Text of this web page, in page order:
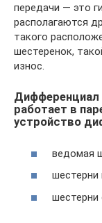
передачи — это
располагаются
такого
шестеренок,
износ.
Дифференциал
работает в
устройство
ведомая
шестерни
шестерни